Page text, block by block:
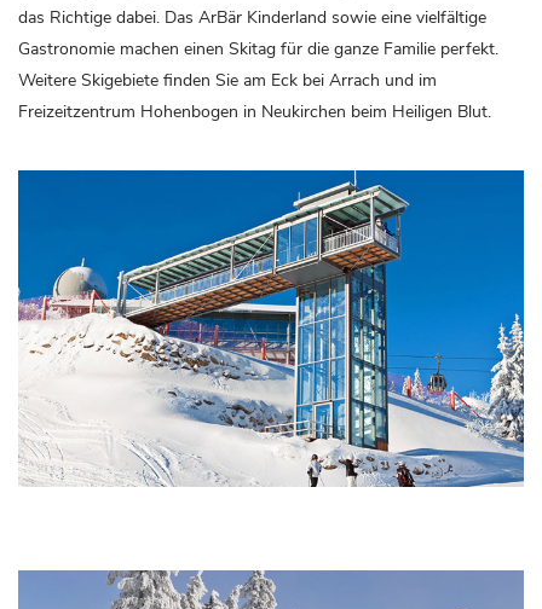
das Richtige dabei. Das ArBär Kinderland sowie eine vielfältige
Gastronomie machen einen Skitag für die ganze Familie perfekt.
Weitere Skigebiete finden Sie am Eck bei Arrach und im
Freizeitzentrum Hohenbogen in Neukirchen beim Heiligen Blut.